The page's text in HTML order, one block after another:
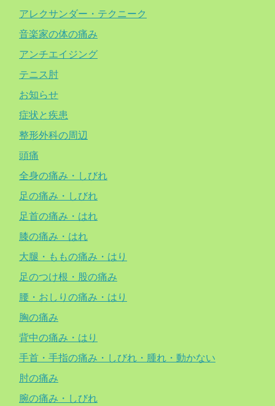
アレクサンダー・テクニーク
音楽家の体の痛み
アンチエイジング
テニス肘
お知らせ
症状と疾患
整形外科の周辺
頭痛
全身の痛み・しびれ
足の痛み・しびれ
足首の痛み・はれ
膝の痛み・はれ
大腿・ももの痛み・はり
足のつけ根・股の痛み
腰・おしりの痛み・はり
胸の痛み
背中の痛み・はり
手首・手指の痛み・しびれ・腫れ・動かない
肘の痛み
腕の痛み・しびれ